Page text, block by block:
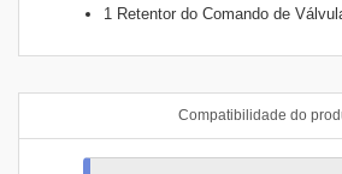
1 Retentor do Comando de
Compatibilidade do